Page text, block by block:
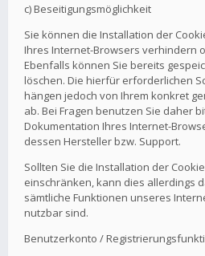
c) Beseitigungsmöglichkeit
Sie können die Installation der
Ihres Internet-Browsers verhindern
Ebenfalls können Sie bereits
löschen. Die hierfür erforderlichen
hängen jedoch von Ihrem konkret
ab. Bei Fragen benutzen Sie daher
Dokumentation Ihres Internet-
dessen Hersteller bzw. Support.
Sollten Sie die Installation der
einschränken, kann dies allerdings
sämtliche Funktionen unseres
nutzbar sind.
Benutzerkonto /